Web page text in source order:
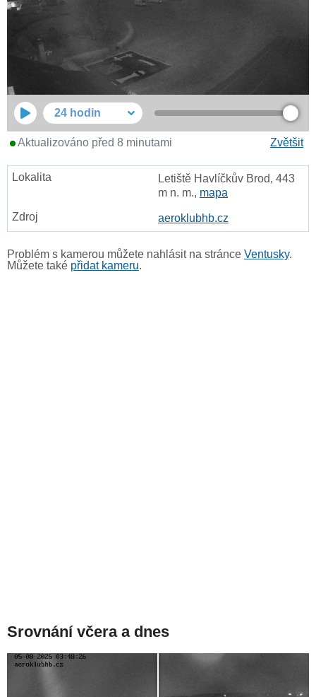
24 hodin
Zvětšit
Aktualizováno před 8 minutami
Letiště Havlíčkův Brod, 443
m n. m., mapa
aeroklubhb.cz
Problém s kamerou můžete nahlásit na stránce Ventusky.
Můžete také přidat kameru.
Srovnání včera a dnes